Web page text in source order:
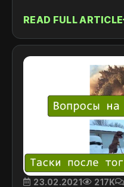
READ FULL ARTICLE
23.02.2021 217K